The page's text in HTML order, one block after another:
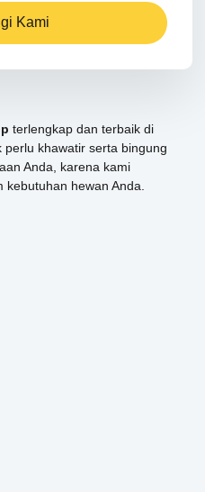
Kami
terlengkap dan terbaik di
perlu khawatir serta bingung
Anda, karena kami
hewan Anda.